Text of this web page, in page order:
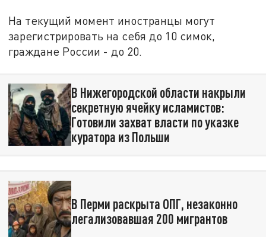
На текущий момент иностранцы могут
зарегистрировать на себя до 10 симок,
граждане России - до 20.
В Нижегородской области накрыли
секретную ячейку исламистов:
Готовили захват власти по указке
куратора из Польши
В Перми раскрыта ОПГ, незаконно
легализовавшая 200 мигрантов